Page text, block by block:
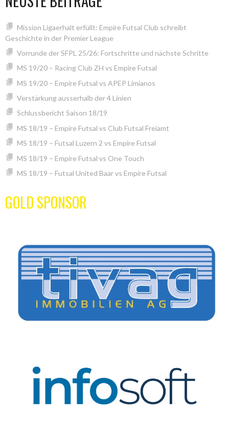
Mission Ligaerhalt erfüllt: Empire Futsal Club schreibt
Geschichte in der Premier League
Vorrunde der SFPL 25/26: Fortschritte und nächste Schritte
MS 19/20 – Racing Club ZH vs Empire Futsal
MS 19/20 – Empire Futsal vs APEP Limianos
Verstärkung ausserhalb der 4 Linien
Schlussbericht Saison 18/19
MS 18/19 – Empire Futsal vs Club Futsal Freiamt
MS 18/19 – Futsal Luzern 2 vs Empire Futsal
MS 18/19 – Empire Futsal vs One Touch
MS 18/19 – Futsal United Baar vs Empire Futsal
GOLD SPONSOR